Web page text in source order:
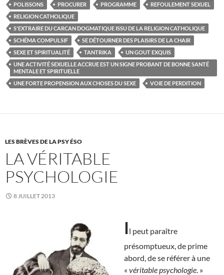
POLISSONS
PROCURER PROGRAMME
REFOULEMENT SEXUEL
RELIGION CATHOLIQUE
S'EXTRAIRE DU CARCAN DOGMATIQUE ISSU DE LA RELIGION CATHOLIQUE
SCHÉMA COMPULSIF
SE DÉTOURNER DES PLAISIRS DE LA CHAIR
SEXE ET SPIRITUALITÉ
TANTRIKA
UN GOUT EXQUIS
UNE ACTIVITÉ SEXUELLE ACCRUE EST UN SIGNE PROBANT DE BONNE SANTÉ
MENTALE ET SPIRITUELLE
UNE FORTE PROPENSION AUX CHOSES DU SEXE
VOIE DE PERDITION
LES BRÈVES DE LA PSY ÉSO
LA VÉRITABLE
PSYCHOLOGIE
8 JUILLET 2013
Il peut paraître
présomptueux, de prime
abord, de se référer à une
« véritable psychologie . »